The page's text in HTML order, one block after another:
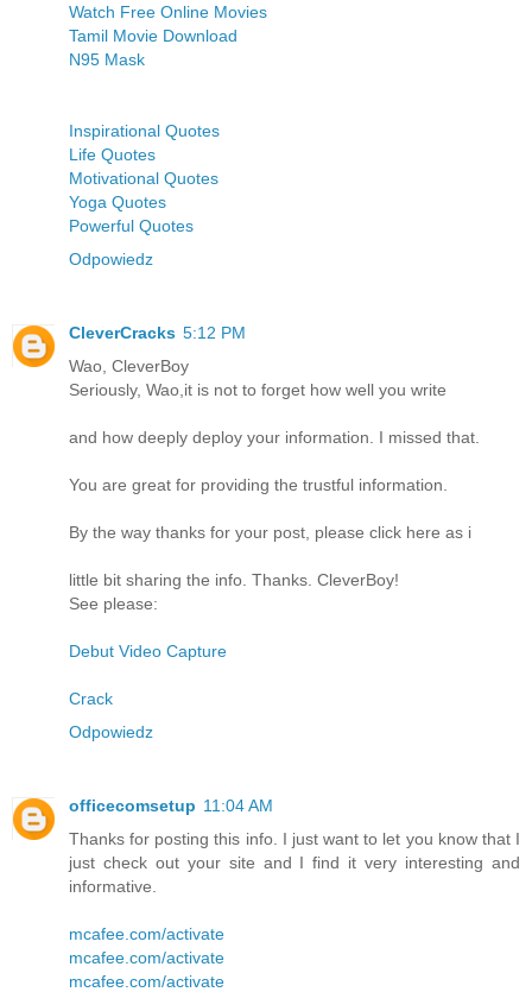
Watch Free Online Movies
Tamil Movie Download
N95 Mask
Inspirational Quotes
Life Quotes
Motivational Quotes
Yoga Quotes
Powerful Quotes
Odpowiedz
CleverCracks 5:12 PM
Wao, CleverBoy
Seriously, Wao,it is not to forget how well you write
and how deeply deploy your information. I missed that.
You are great for providing the trustful information.
By the way thanks for your post, please click here as i
little bit sharing the info. Thanks. CleverBoy!
See please:
Debut Video Capture
Crack
Odpowiedz
officecomsetup 11:04 AM
Thanks for posting this info. I just want to let you know that I
just check out your site and I find it very interesting and
informative.
mcafee.com/activate
mcafee.com/activate
mcafee.com/activate